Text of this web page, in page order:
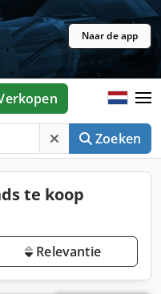
Naar de app
Zoeken
te koop
Relevantie